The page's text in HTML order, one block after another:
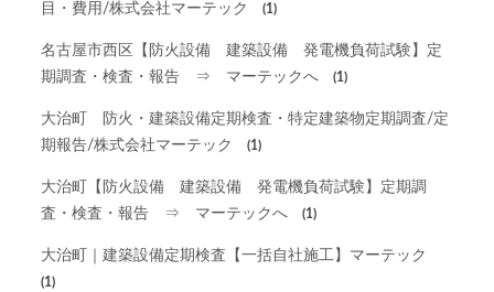
目・費用/株式会社マーテック
(1)
名古屋市西区【防火設備 建築設備 発電機負荷試験】定
期調査・検査・報告 ⇒ マーテックへ
(1)
大治町 防火・建築設備定期検査・特定建築物定期調査/定
期報告/株式会社マーテック
(1)
大治町【防火設備 建築設備 発電機負荷試験】定期調
査・検査・報告 ⇒ マーテックへ
(1)
大治町｜建築設備定期検査【一括自社施工】マーテック
(1)